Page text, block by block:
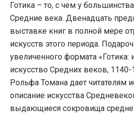
Готика – то, с чем у
Средние века. Двенадцать
выставке книг в полной мере
искусств этого периода.
увеличенного формата «Готика:
искусство Средних веков,
Рольфа Томана дает
описание искусства
выдающиеся сокровища